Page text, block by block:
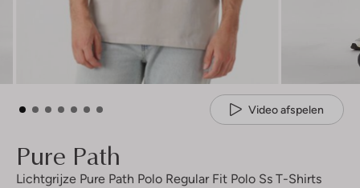
Video afspelen
Pure Path
Lichtgrijze Pure Path Polo Regular Fit Polo Ss T-Shirts